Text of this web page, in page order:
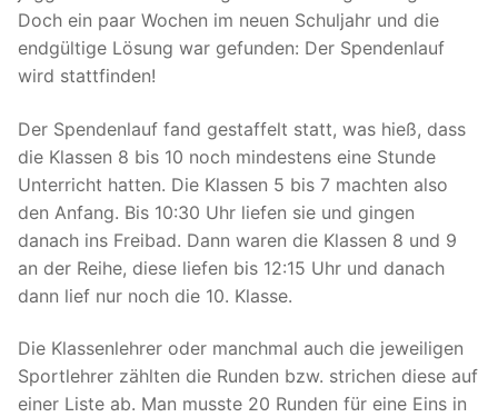
Doch ein paar Wochen im neuen Schuljahr und die
endgültige Lösung war gefunden: Der Spendenlauf
wird stattfinden!
Der Spendenlauf fand gestaffelt statt, was hieß, dass
die Klassen 8 bis 10 noch mindestens eine Stunde
Unterricht hatten. Die Klassen 5 bis 7 machten also
den Anfang. Bis 10:30 Uhr liefen sie und gingen
danach ins Freibad. Dann waren die Klassen 8 und 9
an der Reihe, diese liefen bis 12:15 Uhr und danach
dann lief nur noch die 10. Klasse.
Die Klassenlehrer oder manchmal auch die jeweiligen
Sportlehrer zählten die Runden bzw. strichen diese auf
einer Liste ab. Man musste 20 Runden für eine Eins in